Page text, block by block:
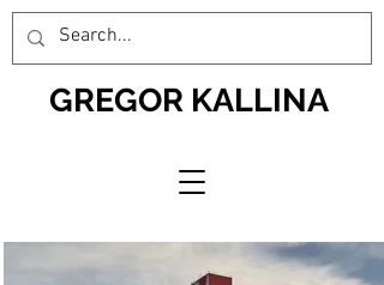
GREGOR KALLINA